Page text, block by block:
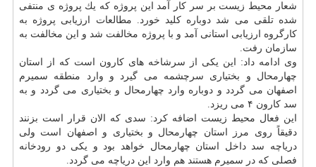
شعار محیط زیست بر سر كار آمد این پروژه كه یك پروژه ی منتفی
شده تلقی می شد دوباره كلید خورد. مطالعات ارزیابی پروژه به
كارگروه ارزیابی استانی آمد و با پروژه مخالفت شد و این مخالفت به
سازمان رفت.
وی ادامه داد: این یكی از سرشاخه های كارون است كه از استان
چهارمحال و بختیاری سرچشمه می گیرد و وارد منطقه سمیرم
اصفهان می گردد و دوباره وارد چهارمحال و بختیاری می گردد و به
سد كارون ۴ می ریزد.
این فعال محیط زیست اضافه كرد: سدی كه الان قرار است بزنند
دقیقاً روی مرز استان چهارمحال و بختیاری و اصفهان است ولی
دریاچه سد داخل استان چهارمحال خواهد بود و یكی دو رودخانه
فصلی كه در سمیرم هستند هم وارد این دریاچه می گردد.